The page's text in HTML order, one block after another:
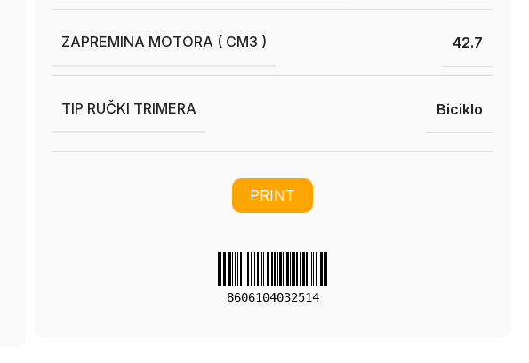
ZAPREMINA MOTORA ( CM3 ) 42.7
TIP RUČKI TRIMERA Biciklo
PRINT
8606104032514